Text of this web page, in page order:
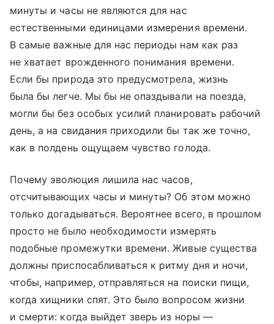
минуты и часы не являются для нас
естественными единицами измерения времени.
В самые важные для нас периоды нам как раз
не хватает врожденного понимания времени.
Если бы природа это предусмотрела, жизнь
была бы легче. Мы бы не опаздывали на поезда,
могли бы без особых усилий планировать рабочий
день, а на свидания приходили бы так же точно,
как в полдень ощущаем чувство голода.
Почему эволюция лишила нас часов,
отсчитывающих часы и минуты? Об этом можно
только догадываться. Вероятнее всего, в прошлом
просто не было необходимости измерять
подобные промежутки времени. Живые существа
должны приспосабливаться к ритму дня и ночи,
чтобы, например, отправляться на поиски пищи,
когда хищники спят. Это было вопросом жизни
и смерти: когда выйдет зверь из норы —